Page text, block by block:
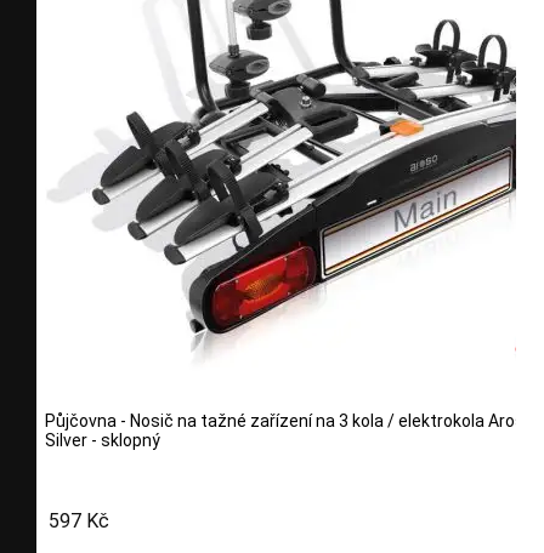
Půjčovna - Nosič na tažné zařízení na 3 kola / elektrokola Aroso
Silver - sklopný
597 Kč